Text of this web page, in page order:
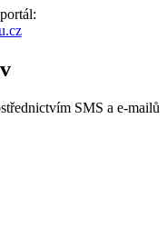
SMS a e-mailů